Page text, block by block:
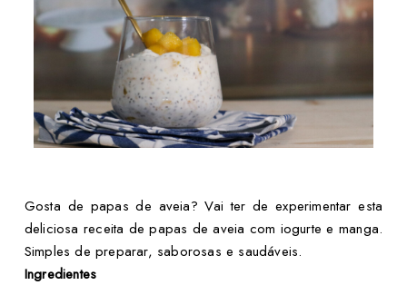
Gosta de papas de aveia? Vai ter de experimentar esta
deliciosa receita de papas de aveia com iogurte e manga.
Simples de preparar, saborosas e saudáveis.
Ingredientes